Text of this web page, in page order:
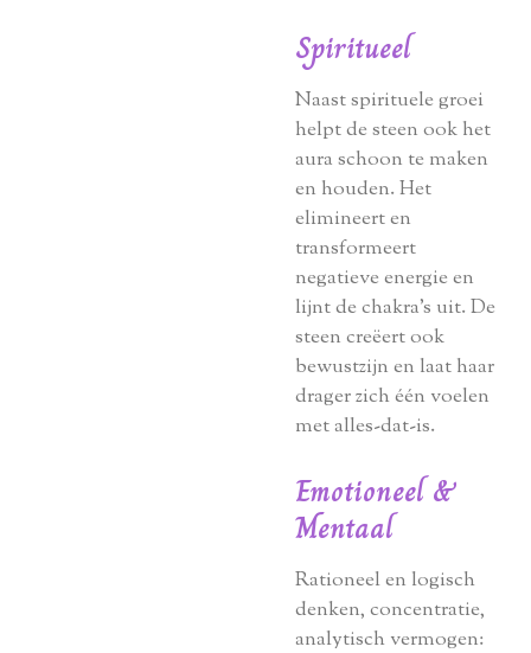
Spiritueel
Naast spirituele groei
helpt de steen ook het
aura schoon te maken
en houden. Het
elimineert en
transformeert
negatieve energie en
lijnt de chakra’s uit. De
steen creëert ook
bewustzijn en laat haar
drager zich één voelen
met alles-dat-is.
Emotioneel &
Mentaal
Rationeel en logisch
denken, concentratie,
analytisch vermogen: